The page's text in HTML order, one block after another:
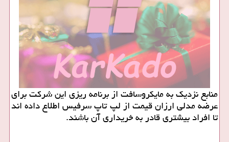
منابع نزدیك به مایكروسافت از برنامه ریزی این شركت برای
عرضه مدلی ارزان قیمت از لپ تاپ سرفیس اطلاع داده اند
تا افراد بیشتری قادر به خریداری آن باشند.